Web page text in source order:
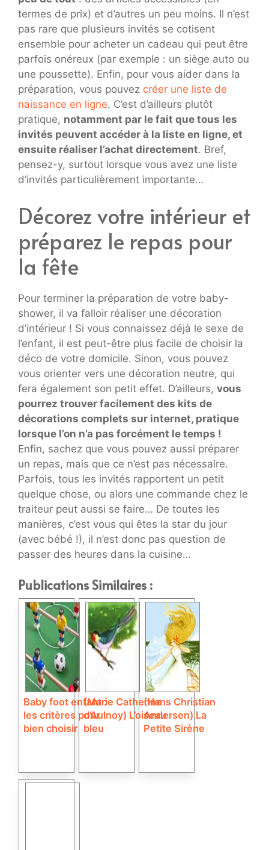
termes de prix) et d’autres un peu moins. Il n’est
pas rare que plusieurs invités se cotisent
ensemble pour acheter un cadeau qui peut être
parfois onéreux (par exemple : un siège auto ou
une poussette). Enfin, pour vous aider dans la
préparation, vous pouvez créer une liste de
naissance en ligne. C’est d’ailleurs plutôt
pratique, notamment par le fait que tous les
invités peuvent accéder à la liste en ligne, et
ensuite réaliser l’achat directement. Bref,
pensez-y, surtout lorsque vous avez une liste
d’invités particulièrement importante…
Décorez votre intérieur et
préparez le repas pour
la fête
Pour terminer la préparation de votre baby-
shower, il va falloir réaliser une décoration
d’intérieur ! Si vous connaissez déjà le sexe de
l’enfant, il est peut-être plus facile de choisir la
déco de votre domicile. Sinon, vous pouvez
vous orienter vers une décoration neutre, qui
fera également son petit effet. D’ailleurs, vous
pourrez trouver facilement des kits de
décorations complets sur internet, pratique
lorsque l’on n’a pas forcément le temps !
Enfin, sachez que vous pouvez aussi préparer
un repas, mais que ce n’est pas nécessaire.
Parfois, tous les invités rapportent un petit
quelque chose, ou alors une commande chez le
traiteur peut aussi se faire… De toutes les
manières, c’est vous qui êtes la star du jour
(avec bébé !), il n’est donc pas question de
passer des heures dans la cuisine…
Publications Similaires :
Baby foot enfant :
les critères pour
bien choisir
(Marie Catherine
d’Aulnoy) L’oiseau
bleu
(Hans Christian
Andersen) La
Petite Sirène